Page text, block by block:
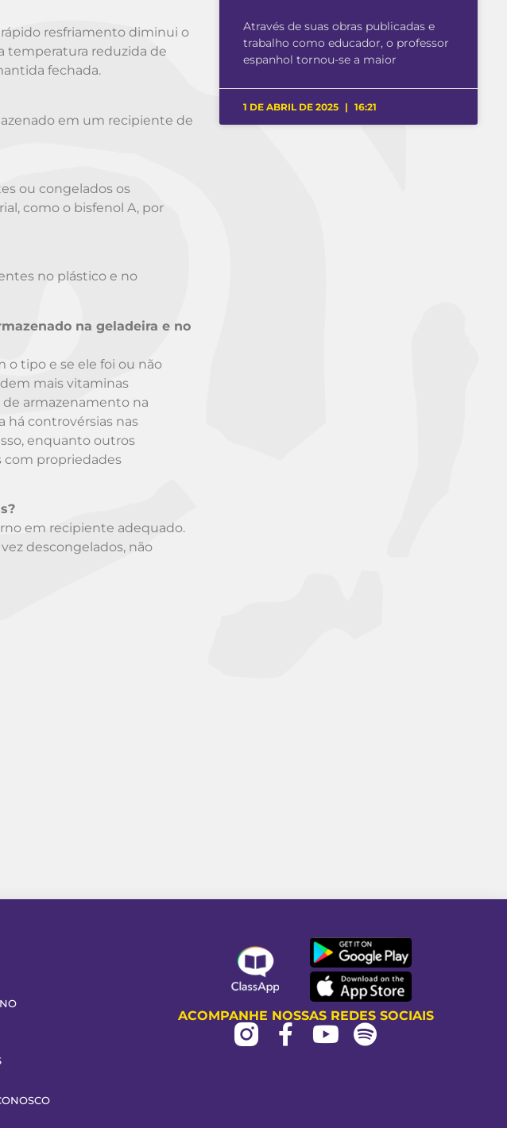
resfriamento diminui o
temperatura reduzida de
fechada.
em um recipiente de
ou congelados os
como o bisfenol A, por
no plástico e no
na geladeira e no
tipo e se ele foi ou não
mais vitaminas
armazenamento na
há controvérsias nas
enquanto outros
com propriedades
em recipiente adequado.
descongelados, não
Através de suas obras publicadas e
trabalho como educador, o professor
espanhol tornou-se a maior
1 DE ABRIL DE 2025 16:21
ACOMPANHE NOSSAS REDES SOCIAIS